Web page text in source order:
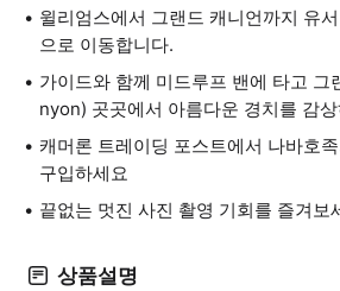
윌리엄스에서 그랜드 캐니언까지 유
으로 이동합니다.
가이드와 함께 미드루프 밴에 타고 그
nyon) 곳곳에서 아름다운 경치를 감
캐머론 트레이딩 포스트에서 나바호
구입하세요
끝없는 멋진 사진 촬영 기회를 즐겨보
상품설명